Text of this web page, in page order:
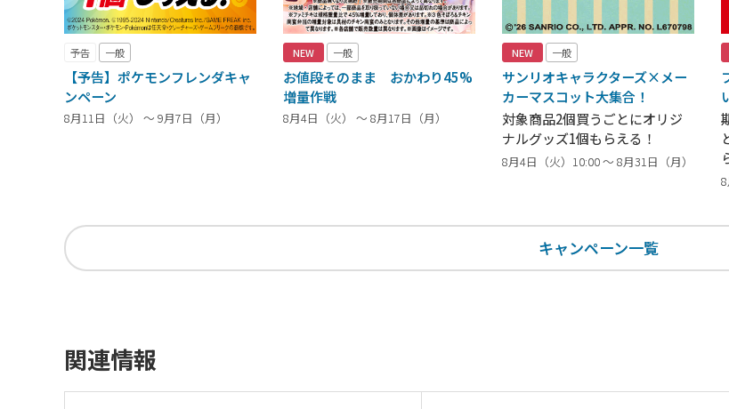
予告 一般
【予告】ポケモンフレンダキャ
ンペーン
8月11日（火） ～ 9月7日（月）
NEW 一般
お値段そのまま おかわり45%
増量作戦
8月4日（火） ～ 8月17日（月）
NEW 一般
サンリオキャラクターズ×メー
カーマスコット大集合！
対象商品2個買うごとにオリジ
ナルグッズ1個もらえる！
8月4日（火）10:00 ～ 8月31日（月）
キャンペーン一覧
関連情報